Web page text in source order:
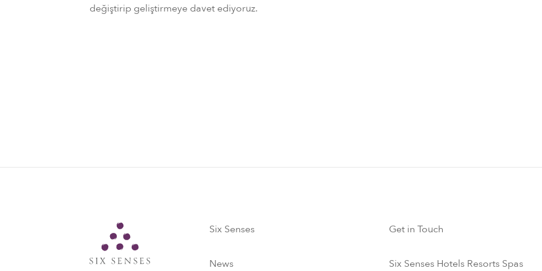
değiştirip geliştirmeye davet ediyoruz.
Six Senses
News
Get in Touch
Six Senses Hotels Resorts Spas